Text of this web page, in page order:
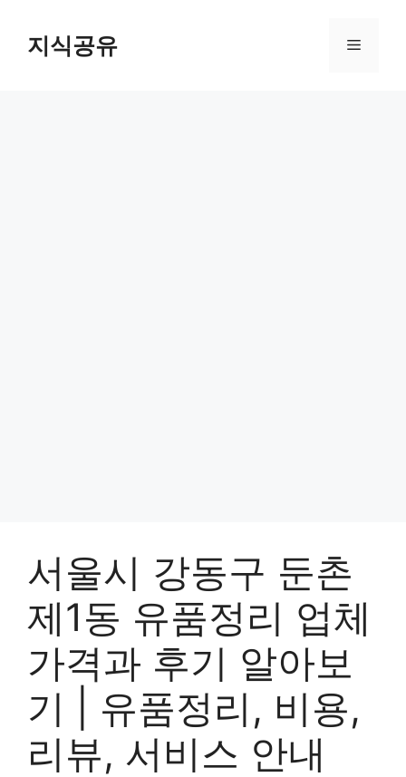
content지식공유 Menu
서울시 강동구 둔촌
제1동 유품정리 업체
가격과 후기 알아보
기 | 유품정리, 비용,
리뷰, 서비스 안내